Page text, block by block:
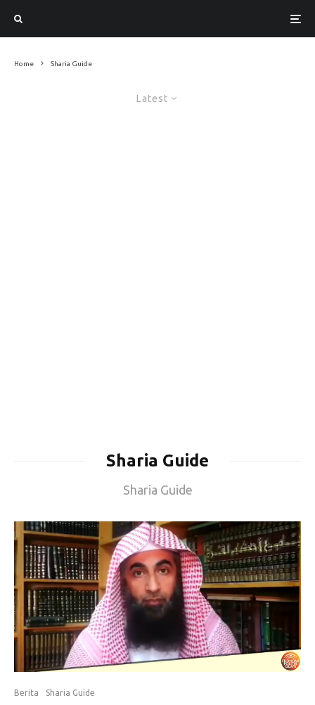
Home Sharia Guide
Latest
Sharia Guide
Sharia Guide
Berita Sharia Guide